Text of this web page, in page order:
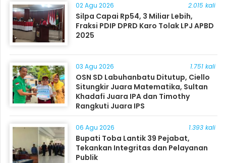
02 Agu 2026 2.015 kali
Silpa Capai Rp54, 3 Miliar Lebih,
Fraksi PDIP DPRD Karo Tolak LPJ APBD
2025
03 Agu 2026 1.751 kali
OSN SD Labuhanbatu Ditutup, Ciello
Situngkir Juara Matematika, Sultan
Khadafi Juara IPA dan Timothy
Rangkuti Juara IPS
06 Agu 2026 1.393 kali
Bupati Toba Lantik 39 Pejabat,
Tekankan Integritas dan Pelayanan
Publik